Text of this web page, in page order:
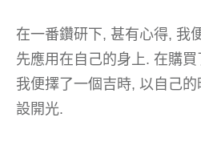
在一番鑽研下, 甚有心得, 我
先應用在自己的身上. 在購
我便擇了一個吉時, 以自己
設開光.